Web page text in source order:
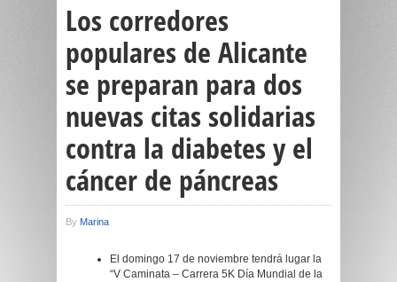
Los corredores
populares de Alicante
se preparan para dos
nuevas citas solidarias
contra la diabetes y el
cáncer de páncreas
By Marina
El domingo 17 de noviembre tendrá lugar la
“V Caminata – Carrera 5K Día Mundial de la